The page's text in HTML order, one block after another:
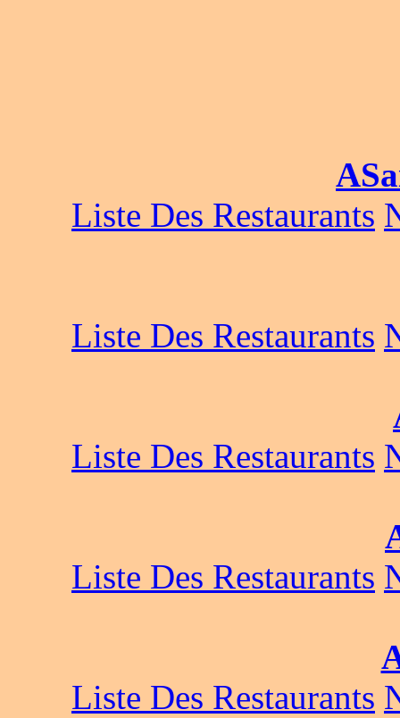
Liste Des Restaurants
Liste Des Restaurants
Liste Des Restaurants
Liste Des Restaurants
Liste Des Restaurants